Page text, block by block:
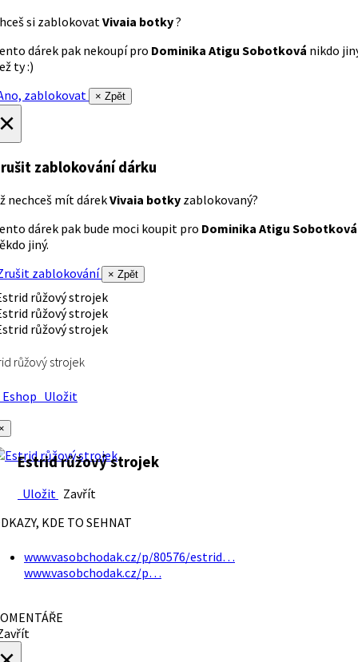
si zablokovatVivaia botky?
dárek pak nekoupí pro Dominika Atigu Sobotková nikdo
ty :)
zablokovat
× Zpět
zablokování dárku
nechceš mít dárekVivaia botky zablokovaný?
dárek pak bude moci koupit pro Dominika Atigu Sobotková
jiný.
zablokování
× Zpět
růžový strojek
Uložit
Estrid růžový strojek
Uložit Zavřít
KDE TO SEHNAT
www.vasobchodak.cz/p/80576/estrid…
www.vasobchodak.cz/p…